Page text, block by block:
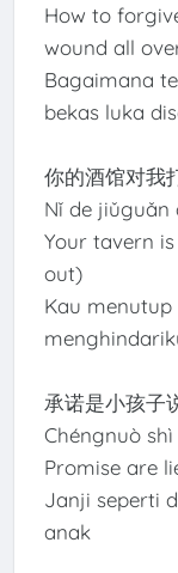
How to
wound all
Bagaimana
bekas luka
你的酒馆对我
Nǐ de jiǔguǎn
Your tavern
out)
Kau
承诺是小孩子
Chéngnuò
Promise are
Janji seperti
anak